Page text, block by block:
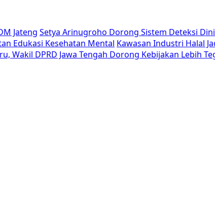
Jateng Setya Arinugroho Dorong Sistem Deteksi
Edukasi Kesehatan Mental Kawasan Industri Halal
Wakil DPRD Jawa Tengah Dorong Kebijakan Lebih